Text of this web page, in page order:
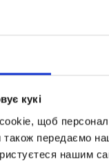
кукі
щоб
передаємо
нашим